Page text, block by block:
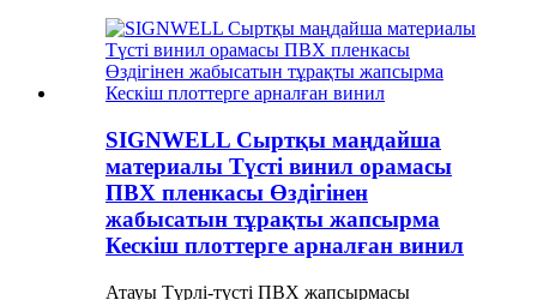
SIGNWELL Сыртқы маңдайша
материалы Түсті винил орамасы
ПВХ пленкасы Өздігінен
жабысатын тұрақты жапсырма
Кескіш плоттерге арналған винил
Атауы Түрлі-түсті ПВХ жапсырмасы